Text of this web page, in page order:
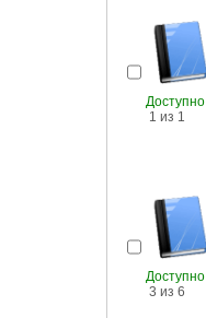
Доступно
1 из 1
Доступно
3 из 6